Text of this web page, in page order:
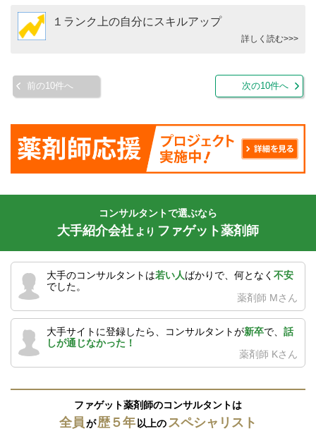
１ランク上の自分にスキルアップ
詳しく読む>>>
前の10件へ 次の10件へ
コンサルタントで選ぶなら
大手紹介会社 より ファゲット薬剤師
大手のコンサルタントは若い人ばかりで、何となく 不安
でした。
薬剤師 Mさん
大手サイトに登録したら、コンサルタントが新卒で、 話
しが通じなかった！
薬剤師 Kさん
ファゲット薬剤師のコンサルタントは
全員が歴５年以上のスペシャリスト